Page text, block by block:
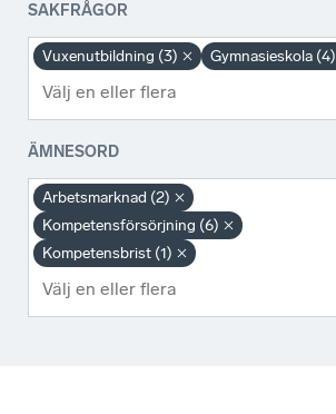
SAKFRÅGOR
Vuxenutbildning (3) Gymnasieskola (4)
ÄMNESORD
Arbetsmarknad (2)
Kompetensförsörjning (6)
Kompetensbrist (1)